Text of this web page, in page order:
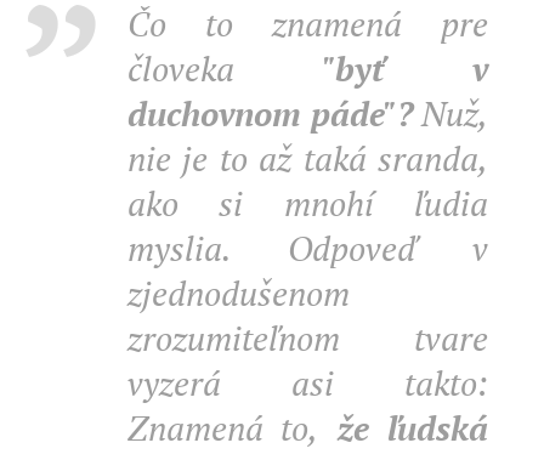
Čo to znamená pre
človeka "byť v
duchovnom páde"?Nuž,
nie je to až taká sranda,
ako si mnohí ľudia
myslia. Odpoveď v
zjednodušenom
zrozumiteľnom tvare
vyzerá asi takto:
Znamená to, že ľudská